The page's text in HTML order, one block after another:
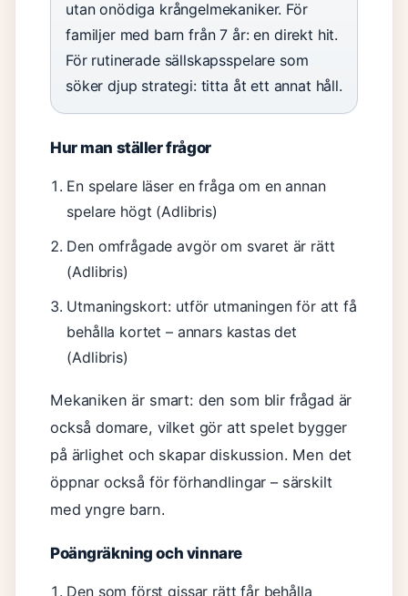
utan onödiga krångelmekaniker. För
familjer med barn från 7 år: en direkt hit.
För rutinerade sällskapsspelare som
söker djup strategi: titta åt ett annat håll.
Hur man ställer frågor
En spelare läser en fråga om en annan
spelare högt (Adlibris)
Den omfrågade avgör om svaret är rätt
(Adlibris)
Utmaningskort: utför utmaningen för att få
behålla kortet – annars kastas det
(Adlibris)
Mekaniken är smart: den som blir frågad är
också domare, vilket gör att spelet bygger
på ärlighet och skapar diskussion. Men det
öppnar också för förhandlingar – särskilt
med yngre barn.
Poängräkning och vinnare
Den som först gissar rätt får behålla